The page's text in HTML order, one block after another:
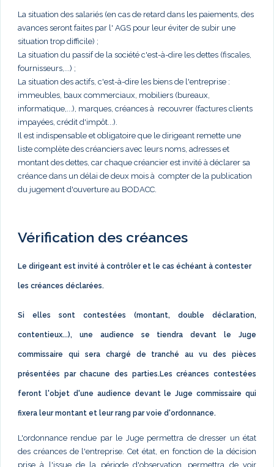
La situation des salariés (en cas de retard dans les paiements, des
avances seront faites par l' AGS pour leur éviter de subir une
situation trop difficile) ;
La situation du passif de la société c'est-à-dire les dettes (fiscales,
fournisseurs,...) ;
La situation des actifs, c'est-à-dire les biens de l'entreprise :
immeubles, baux commerciaux, mobiliers (bureaux,
informatique,...), marques, créances à recouvrer (factures clients
impayées, crédit d'impôt...).
Il est indispensable et obligatoire que le dirigeant remette une
liste complète des créanciers avec leurs noms, adresses et
montant des dettes, car chaque créancier est invité à déclarer sa
créance dans un délai de deux mois à compter de la publication
du jugement d'ouverture au BODACC.
Vérification des créances
Le dirigeant est invité à contrôler et le cas échéant à contester
les créances déclarées.
Si elles sont contestées (montant, double déclaration,
contentieux...), une audience se tiendra devant le Juge
commissaire qui sera chargé de tranché au vu des pièces
présentées par chacune des parties.Les créances contestées
feront l'objet d'une audience devant le Juge commissaire qui
fixera leur montant et leur rang par voie d'ordonnance.
L'ordonnance rendue par le Juge permettra de dresser un état
des créances de l'entreprise. Cet état, en fonction de la décision
prise à l'issue de la période d'observation, permettra de voir